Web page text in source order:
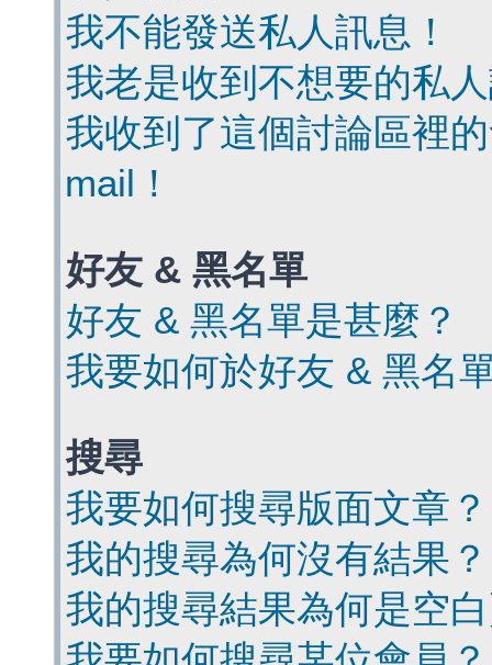
我不能發送私人訊息！
我老是收到不想要的私
我收到了這個討論區裡
mail！
好友 & 黑名單
好友 & 黑名單是甚麼？
我要如何於好友 & 黑名
搜尋
我要如何搜尋版面文章？
我的搜尋為何沒有結果？
我的搜尋結果為何是空